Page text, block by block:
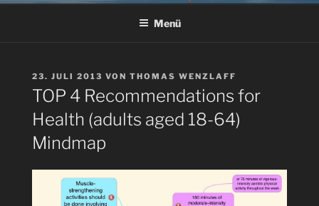
Menü
VERÖFFENTLICHT
AM
23. JULI 2013 VON THOMAS WENZLAFF
TOP 4 Recommendations for
Health (adults aged 18-64)
Mindmap